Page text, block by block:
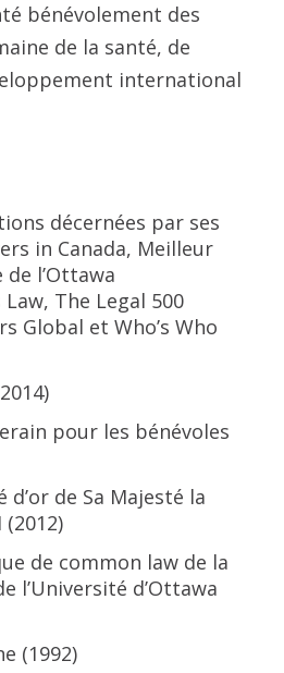
bénévolement des
de la santé, de
international
décernées par ses
in Canada, Meilleur
de l’Ottawa
The Legal 500
Global et Who’s Who
pour les bénévoles
d’or de Sa Majesté la
(2012)
de common law de la
l’Université d’Ottawa
(1992)